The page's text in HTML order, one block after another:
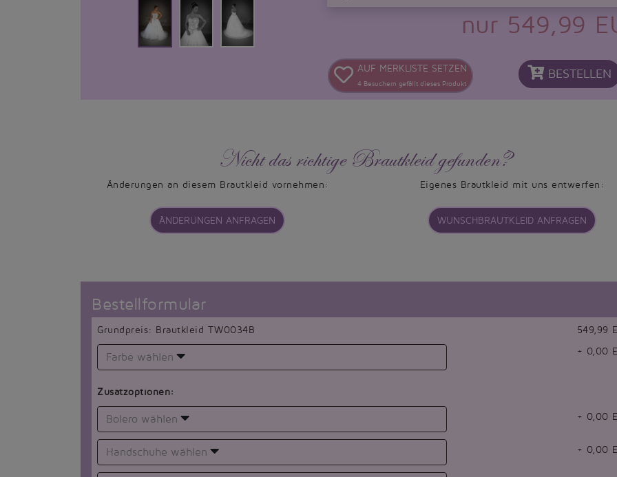
nur 549,99
AUF MERKLISTE SETZEN
4 Besuchern gefällt dieses Produkt
BESTELLEN
Nicht das richtige Brautkleid gefunden?
Änderungen an diesem Brautkleid vornehmen:
ÄNDERUNGEN ANFRAGEN
Eigenes Brautkleid mit uns entwerfen:
WUNSCHBRAUTKLEID ANFRAGEN
Bestellformular
Grundpreis: Brautkleid TW0034B 549,99
Farbe wählen + 0,00
Zusatzoptionen:
Bolero wählen + 0,00
Handschuhe wählen + 0,00